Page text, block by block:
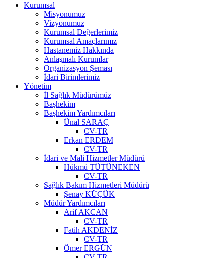
Kurumsal
Misyonumuz
Vizyonumuz
Kurumsal Değerlerimiz
Kurumsal Amaçlarımız
Hastanemiz Hakkında
Anlaşmalı Kurumlar
Organizasyon Şeması
İdari Birimlerimiz
Yönetim
İl Sağlık Müdürümüz
Başhekim
Başhekim Yardımcıları
Ünal SARAÇ
CV-TR
Erkan ERDEM
CV-TR
İdari ve Mali Hizmetler Müdürü
Hükmü TÜTÜNEKEN
CV-TR
Sağlık Bakım Hizmetleri Müdürü
Şenay KÜÇÜK
Müdür Yardımcıları
Arif AKCAN
CV-TR
Fatih AKDENİZ
CV-TR
Ömer ERGÜN